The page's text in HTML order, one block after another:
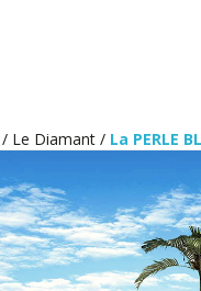
/ Le Diamant / La PERLE